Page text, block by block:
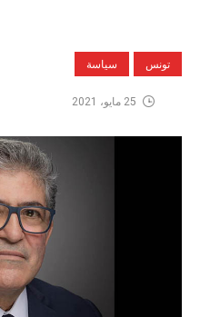
تونس سياسة
25 مايو، 2021